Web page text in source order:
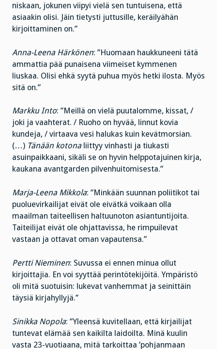
niskaan, jokunen viipyi vielä sen tuntuisena, että
asiaakin olisi. Jäin tietysti juttusille, keräilyähän
kirjoittaminen on.”
Anna-Leena Härkönen: ”Huomaan haukkuneeni tätä
ammattia pää punaisena viimeiset kymmenen
liuskaa. Olisi ehkä syytä puhua myös hetki ilosta. Myös
sitä on.”
Markku Into: ”Meillä on vielä puutalomme, kissat, /
joki ja vaahterat. / Ruoho on hyvää, linnut kovia
kundeja, / virtaava vesi halukas kuin kevätmorsian.
(…) Tänään kotona liittyy vinhasti ja tiukasti
asuinpaikkaani, sikäli se on hyvin helppotajuinen kirja,
kaukana avantgarden pilvenhuitomisesta.”
Marja-Leena Mikkola: ”Minkään suunnan poliitikot tai
puoluevirkailijat eivät ole eivätkä voikaan olla
maailman taiteellisen haltuunoton asiantuntijoita.
Taiteilijat eivät ole ohjattavissa, he rimpuilevat
vastaan ja ottavat oman vapautensa.”
Pertti Nieminen: Suvussa ei ennen minua ollut
kirjoittajia. En voi syyttää perintötekijöitä. Ympäristö
oli mitä suotuisin: lukevat vanhemmat ja seinittäin
täysiä kirjahyllyjä.”
Sinikka Nopola: ”Yleensä kuvitellaan, että kirjailijat
tuntevat elämää sen kaikilta laidoilta. Minä kuulin
vasta 23-vuotiaana, mitä tarkoittaa ’pohjanmaan